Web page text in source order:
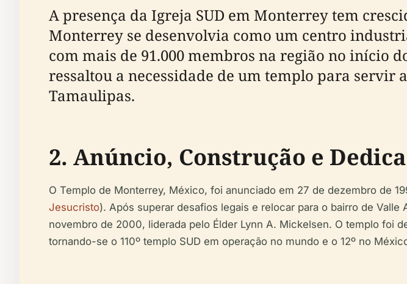
A presença da Igreja SUD em Monterrey tem
Monterrey se desenvolvia como um centro
com mais de 91.000 membros na região no início
ressaltou a necessidade de um templo para servir
Tamaulipas.
2. Anúncio, Construção e
O Templo de Monterrey, México, foi anunciado em 27 de dezembro de
Jesucristo). Após superar desafios legais e relocar para o bairro de
novembro de 2000, liderada pelo Élder Lynn A. Mickelsen. O templo foi
tornando-se o 110º templo SUD em operação no mundo e o 12º no